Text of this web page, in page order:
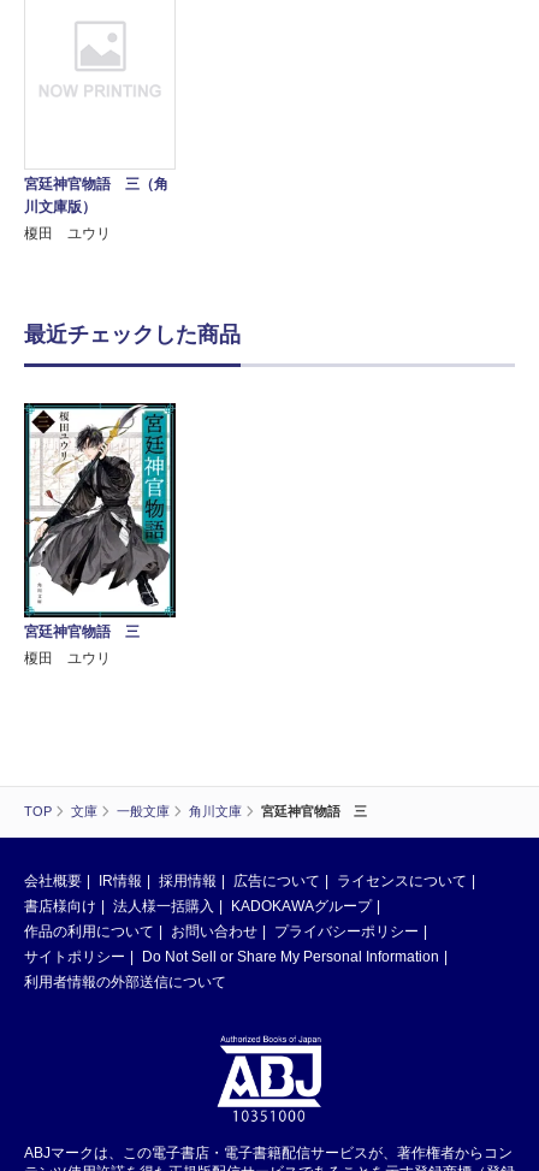
TOP 文庫 一般文庫 角川文庫 宮廷神官物語 三
宮廷神官物語 三（角
川文庫版）
榎田 ユウリ
最近チェックした商品
宮廷神官物語 三
榎田 ユウリ
会社概要 IR情報 採用情報 広告について
ライセンスについて
書店様向け
法人様一括購入
KADOKAWAグループ
作品の利用について
お問い合わせ
プライバシーポリシー
サイトポリシー
Do Not Sell or Share My Personal Information
利用者情報の外部送信について
ABJマークは、この電子書店・電子書籍配信サービスが、著作権者からコン